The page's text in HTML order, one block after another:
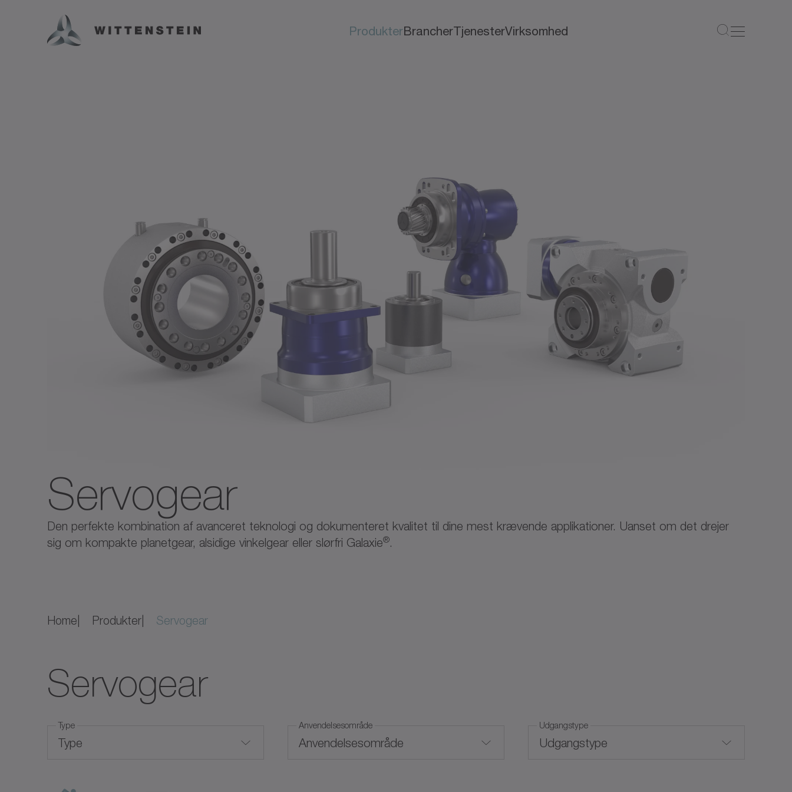
ProdukterBrancherTjenesterVirksomhed
Servogear
Den perfekte kombination af avanceret teknologi og dokumenteret kvalitet til dine mest krævende applikationer. Uanset om det drejer
sig om kompakte planetgear, alsidige vinkelgear eller slørfri Galaxie®.
Home Produkter Servogear
Servogear
Type
Gearkasser med hulaksel
Type
Anvendelsesområde
Anvendelsesområde
Udgangstype
Udgangstype